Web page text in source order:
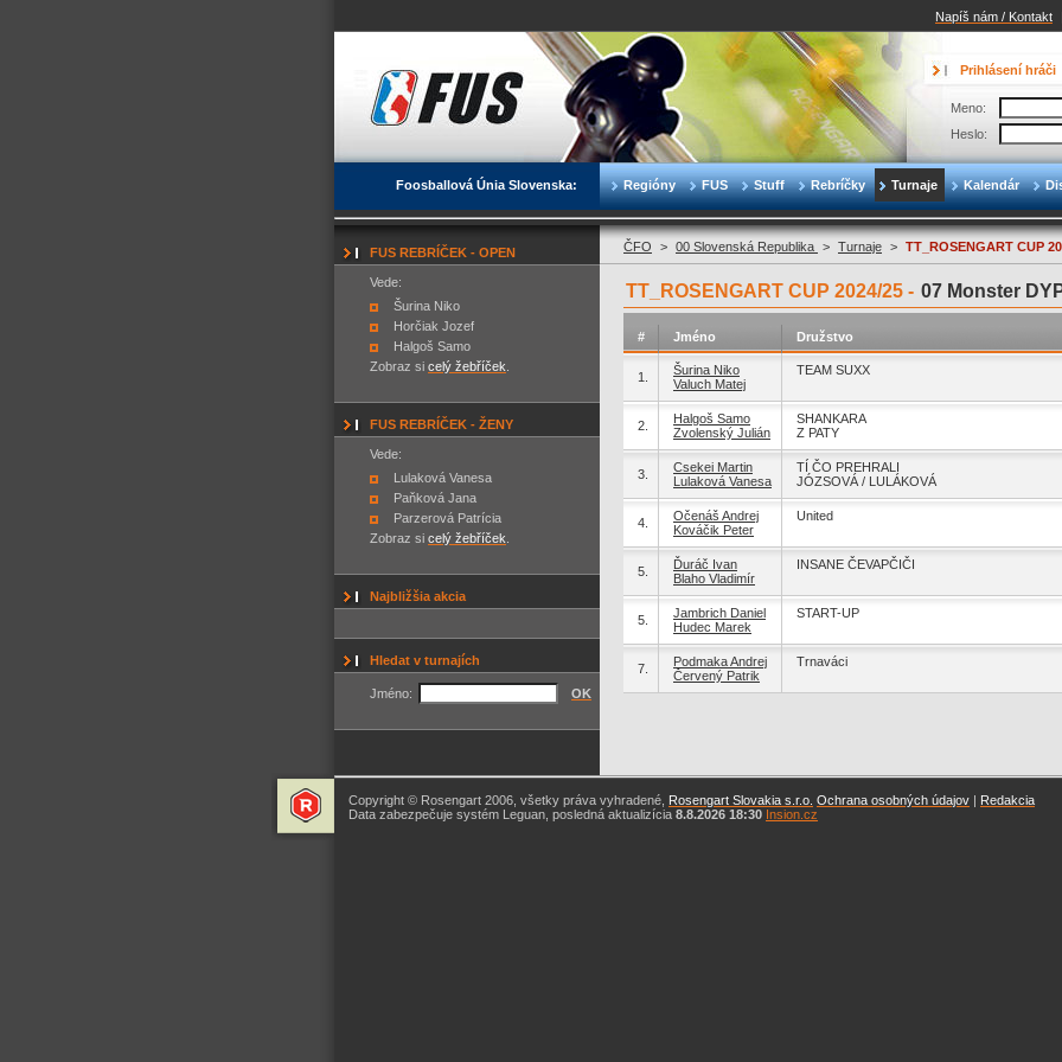
Napíš nám / Kontakt
Foosballová Únia Slovenska: Regióny FUS Stuff Rebríčky Turnaje Kalendár
Prihlásení hráči
Meno:
Heslo:
FUS REBRÍČEK - OPEN
Vede:
Šurina Niko
Horčiak Jozef
Halgoš Samo
Zobraz si celý žebříček
FUS REBRÍČEK - ŽENY
Vede:
Lulaková Vanesa
Paňková Jana
Parzerová Patrícia
Zobraz si celý žebříček
Najbližšia akcia
Hledat v turnajích
Jméno: OK
ČFO > 00 Slovenská Republika > Turnaje > TT_ROSENGART CUP
TT_ROSENGART CUP 2024/25 - 07 Monster
# Jméno Družstvo
1.
Šurina Niko
Valuch Matej
TEAM SUXX
2.
Halgoš Samo
Zvolenský Julián
SHANKARA
Z PATY
3.
Csekei Martin
Lulaková Vanesa
TÍ ČO PREHRALI
JÓZSOVÁ / LULÁKOVÁ
4.
Očenáš Andrej
Kováčik Peter
United
5.
Ďuráč Ivan
Blaho Vladimír
INSANE ČEVAPČIČI
5.
Jambrich Daniel
Hudec Marek
START-UP
7.
Podmaka Andrej
Červený Patrik
Trnaváci
Copyright © Rosengart 2006, všetky práva vyhradené, Rosengart Slovakia s.r.o. Ochrana osobných údajov | Redakcia
Data zabezpečuje systém Leguan, posledná aktualizícia 8.8.2026 18:30 Insion.cz